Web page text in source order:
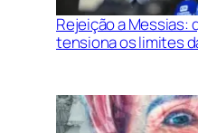
Rejeição a Messias:
tensiona os limites